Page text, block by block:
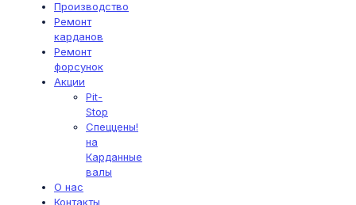
Производство
Ремонт
карданов
Ремонт
форсунок
Акции
Pit-
Stop
Спеццены!
на
Карданные
валы
О нас
Контакты